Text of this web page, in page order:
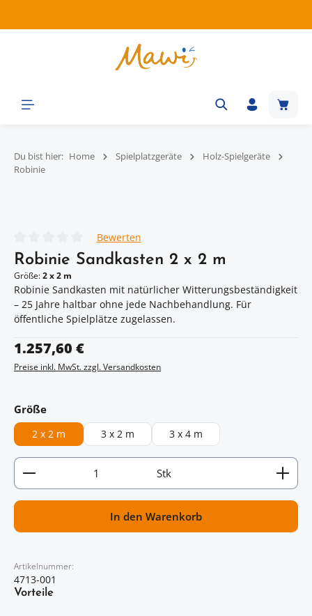
Du bist hier: Home Spielplatzgeräte
Holz-Spielgeräte
Robinie
Durchschnittliche Bewertung von 0 von 5 Sternen
Bewerten
Robinie Sandkasten 2 x 2 m
Größe:2 x 2 m
Robinie Sandkasten mit natürlicher Witterungsbeständigkeit
– 25 Jahre haltbar ohne jede Nachbehandlung. Für
öffentliche Spielplätze zugelassen.
Regulärer Preis:
1.257,60 €
Preise inkl. MwSt. zzgl. Versandkosten
Größeauswählen
2 x 2 m 3 x 2 m 3 x 4 m
Artikel Anzahl: Gib den gewünschten Wert ein
Stk
In den Warenkorb
Artikelnummer:
4713-001
Vorteile